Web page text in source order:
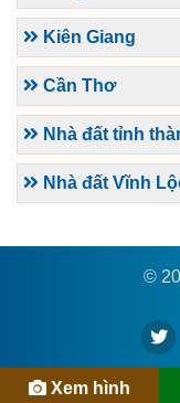
Kiên Giang
Cần Thơ
Nhà đất tỉnh
Nhà đất Vĩnh
Xem hình
©